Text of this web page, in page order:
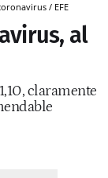
/ EFE
al
claramente